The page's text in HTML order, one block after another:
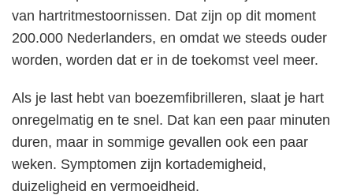
van hartritmestoornissen. Dat zijn op dit moment
200.000 Nederlanders, en omdat we steeds ouder
worden, worden dat er in de toekomst veel meer.
Als je last hebt van boezemfibrilleren, slaat je hart
onregelmatig en te snel. Dat kan een paar minuten
duren, maar in sommige gevallen ook een paar
weken. Symptomen zijn kortademigheid,
duizeligheid en vermoeidheid.